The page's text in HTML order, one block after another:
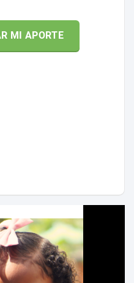
MI APORTE